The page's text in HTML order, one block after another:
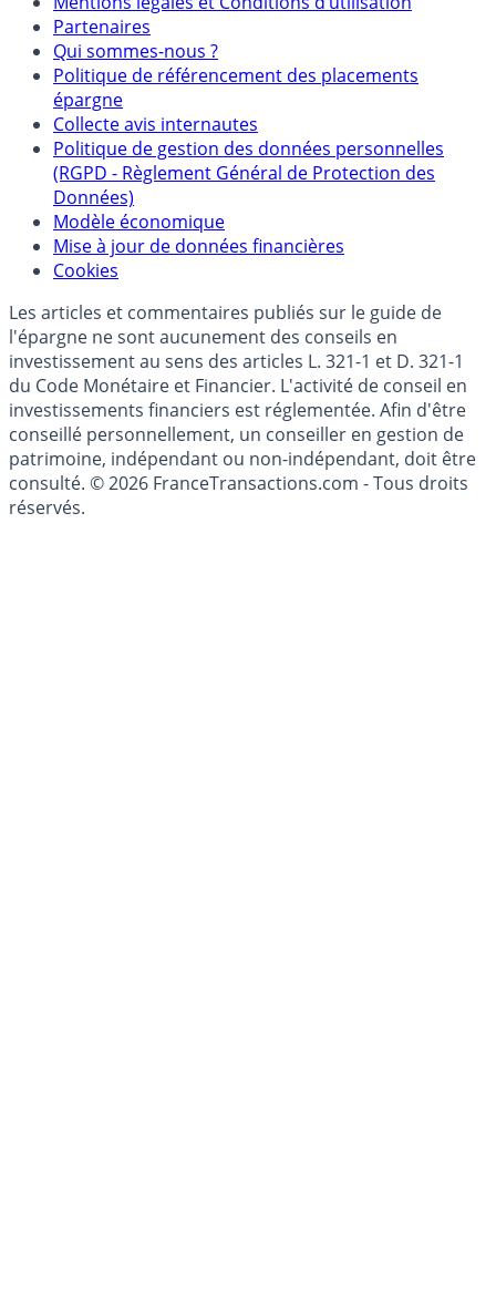
Mentions légales et Conditions d’utilisation
Partenaires
Qui sommes-nous ?
Politique de référencement des placements
épargne
Collecte avis internautes
Politique de gestion des données personnelles
(RGPD - Règlement Général de Protection des
Données)
Modèle économique
Mise à jour de données financières
Cookies
Les articles et commentaires publiés sur le guide de
l'épargne ne sont aucunement des conseils en
investissement au sens des articles L. 321-1 et D. 321-1
du Code Monétaire et Financier. L'activité de conseil en
investissements financiers est réglementée. Afin d'être
conseillé personnellement, un conseiller en gestion de
patrimoine, indépendant ou non-indépendant, doit être
consulté. © 2026 FranceTransactions.com - Tous droits
réservés.